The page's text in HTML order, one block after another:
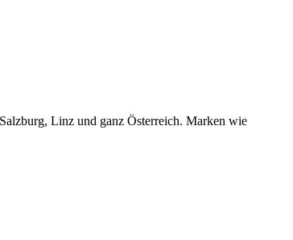
Linz und ganz Österreich. Marken wie